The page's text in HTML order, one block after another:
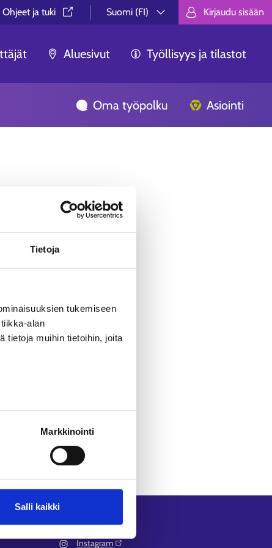
Tietoja
tukemiseen
alan
tietoja muihin tietoihin, joita
Markkinointi
Salli kaikki
Ohjeet ja tuki⁠
Suomi (FI)
Valitse kieli. Välj språk. Choose
Kirjaudu sisään
Aluesivut Työllisyys ja tilastot
Oma työpolku Asiointi
ei löytynyt.
ei syystä tai toisesta
-sivulta
Instagram⁠